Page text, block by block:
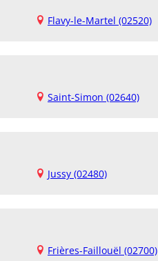
Flavy-le-Martel (02520)
Saint-Simon (02640)
Jussy (02480)
Frières-Faillouël (02700)